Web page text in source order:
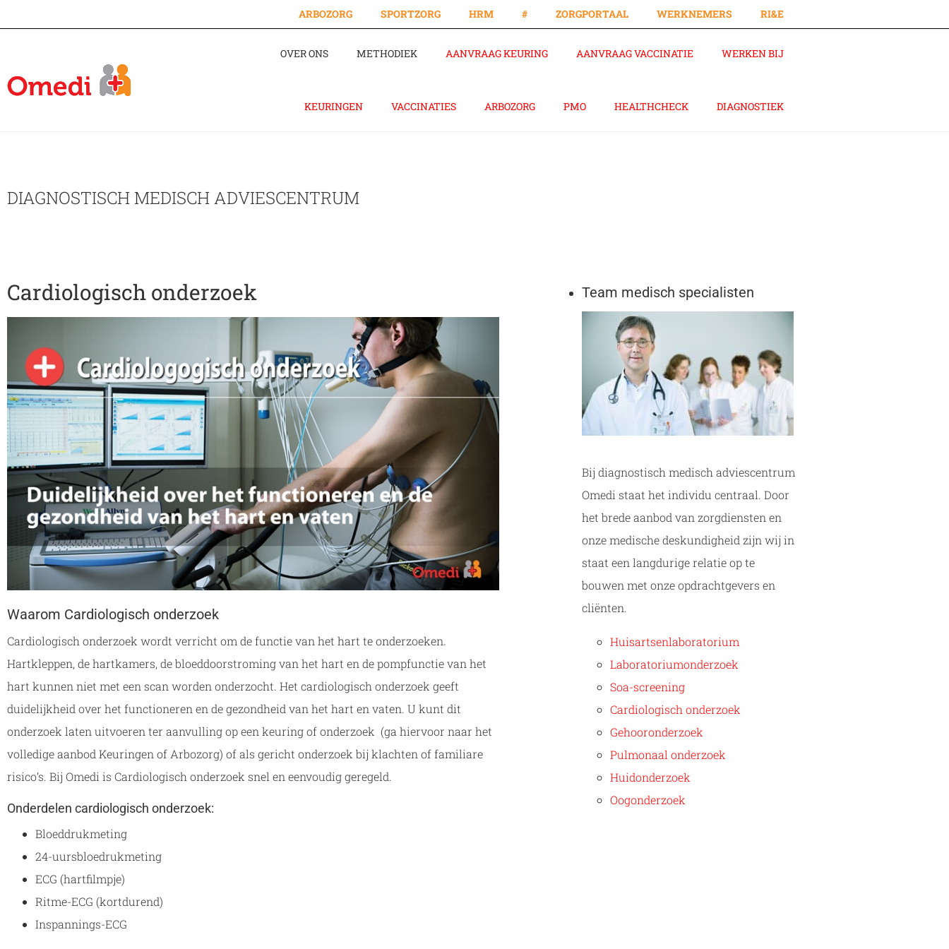
ARBOZORG SPORTZORG HRM # ZORGPORTAAL WERKNEMERS RI&E
OVER ONS METHODIEK AANVRAAG KEURING AANVRAAG VACCINATIE WERKEN BIJ
KEURINGEN VACCINATIES ARBOZORG PMO HEALTHCHECK DIAGNOSTIEK
DIAGNOSTISCH MEDISCH ADVIESCENTRUM
Cardiologisch onderzoek
Waarom Cardiologisch onderzoek
Cardiologisch onderzoek wordt verricht om de functie van het hart te onderzoeken.
Hartkleppen, de hartkamers, de bloeddoorstroming van het hart en de pompfunctie van het
hart kunnen niet met een scan worden onderzocht. Het cardiologisch onderzoek geeft
duidelijkheid over het functioneren en de gezondheid van het hart en vaten. U kunt dit
onderzoek laten uitvoeren ter aanvulling op een keuring of onderzoek (ga hiervoor naar het
volledige aanbod Keuringen of Arbozorg) of als gericht onderzoek bij klachten of familiare
risico’s. Bij Omedi is Cardiologisch onderzoek snel en eenvoudig geregeld.
Onderdelen cardiologisch onderzoek:
Bloeddrukmeting
24-uursbloedrukmeting
ECG (hartfilmpje)
Ritme-ECG (kortdurend)
Inspannings-ECG
Team medisch specialisten
Bij diagnostisch medisch adviescentrum
Omedi staat het individu centraal. Door
het brede aanbod van zorgdiensten en
onze medische deskundigheid zijn wij in
staat een langdurige relatie op te
bouwen met onze opdrachtgevers en
cliënten.
Huisartsenlaboratorium
Laboratoriumonderzoek
Soa-screening
Cardiologisch onderzoek
Gehooronderzoek
Pulmonaal onderzoek
Huidonderzoek
Oogonderzoek